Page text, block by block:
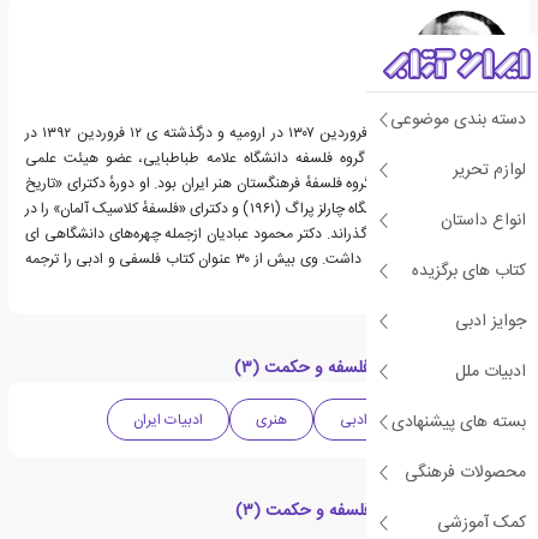
دسته بندی موضوعی
لوازم تحریر
انواع داستان
کتاب های برگزیده
جوایز ادبی
ادبیات ملل
بسته های پیشنهادی
محصولات فرهنگی
کمک آموزشی
محمود عبادیان زاده ی ۱ فروردین ۱۳۰۷ در ارومیه و درگذشته ی ۱۲ فروردین ۱۳۹۲ در
تهران ، استاد بازنشستهٔ گروه فلسفه دانشگاه علامه طباطبایی، عضو هیئت علمی
دانشگاه مفید قم و عضو گروه فلسفهٔ فرهنگستان هنر ایران بود. او دورهٔ دکترای «تاریخ
فلسفهٔ عمومی» را در دانشگاه چارلز پراگ (۱۹۶۱) و دکترای «فلسفهٔ کلاسیک آلمان» را در
دانشگاه هامبورگ (۱۹۷۸) گذراند. دکتر محمود عبادیان ازجمله چهره‌های دانشگاهی ای
بود که سابقهٔ مبارزاتی هم داشت. وی بیش از ۳۰ عنوان کتاب فلسفی و ادبی را ترجمه
یا تألیف کرده‌است.
دسته بندی های کتاب فلسفه و حکمت (۳)
فلسفی نقد ادبی هنری ادبیات ایران
مقالات مرتبط با کتاب فلسفه و حکمت (۳)